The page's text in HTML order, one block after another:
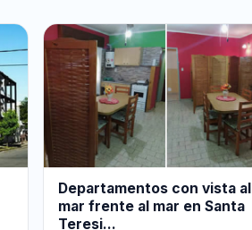
Departamentos con vista al
mar frente al mar en Santa
Teresi...